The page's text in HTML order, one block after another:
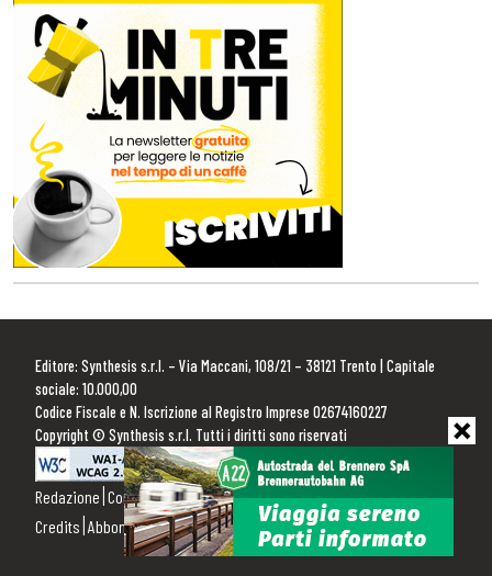
Editore: Synthesis s.r.l. – Via Maccani, 108/21 – 38121 Trento | Capitale
sociale: 10.000,00
Codice Fiscale e N. Iscrizione al Registro Imprese 02674160227
Copyright © Synthesis s.r.l. Tutti i diritti sono riservati
Redazione Contattaci Pubblicità Privacy Policy Cookie Policy
Credits Abbonamenti